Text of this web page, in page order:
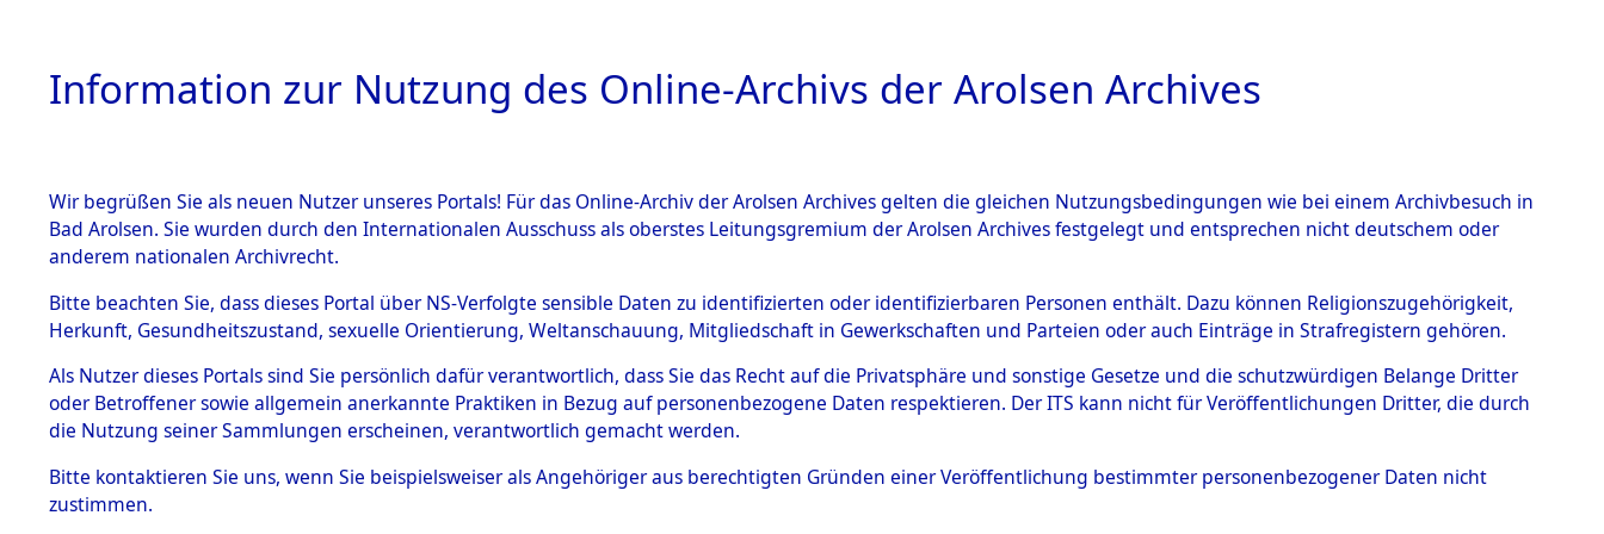
HOME BESTANDSBESCHREIBUNG ARCHIVALE ÜBERSICHT BILD
BESTÄNDE
Inhaftierungsdoku
mente
5. Verschiedenes
Todesmärsche
5.3.1 Alliierte
Konzentrationlager Natzweiler: Nachkriegs-Dokumente
betreffend das Kommando Schörzingen: hauptsächlich
Friedhofslisten, Karten und Listen von Verstorbenen→0010
(82125865)
Information zur Nutzung des Online-Archivs der Arolsen Archives
Wir begrüßen Sie als neuen Nutzer unseres Portals! Für das Online-Archiv der Arolsen Archives gelten die gleichen Nutzungsbedingungen wie bei einem Archivbesuch in
Bad Arolsen. Sie wurden durch den Internationalen Ausschuss als oberstes Leitungsgremium der Arolsen Archives festgelegt und entsprechen nicht deutschem oder
anderem nationalen Archivrecht.
Bitte beachten Sie, dass dieses Portal über NS-Verfolgte sensible Daten zu identifizierten oder identifizierbaren Personen enthält. Dazu können Religionszugehörigkeit,
Herkunft, Gesundheitszustand, sexuelle Orientierung, Weltanschauung, Mitgliedschaft in Gewerkschaften und Parteien oder auch Einträge in Strafregistern gehören.
Als Nutzer dieses Portals sind Sie persönlich dafür verantwortlich, dass Sie das Recht auf die Privatsphäre und sonstige Gesetze und die schutzwürdigen Belange Dritter
oder Betroffener sowie allgemein anerkannte Praktiken in Bezug auf personenbezogene Daten respektieren. Der ITS kann nicht für Veröffentlichungen Dritter, die durch
die Nutzung seiner Sammlungen erscheinen, verantwortlich gemacht werden.
Bitte kontaktieren Sie uns, wenn Sie beispielsweiser als Angehöriger aus berechtigten Gründen einer Veröffentlichung bestimmter personenbezogener Daten nicht
zustimmen.